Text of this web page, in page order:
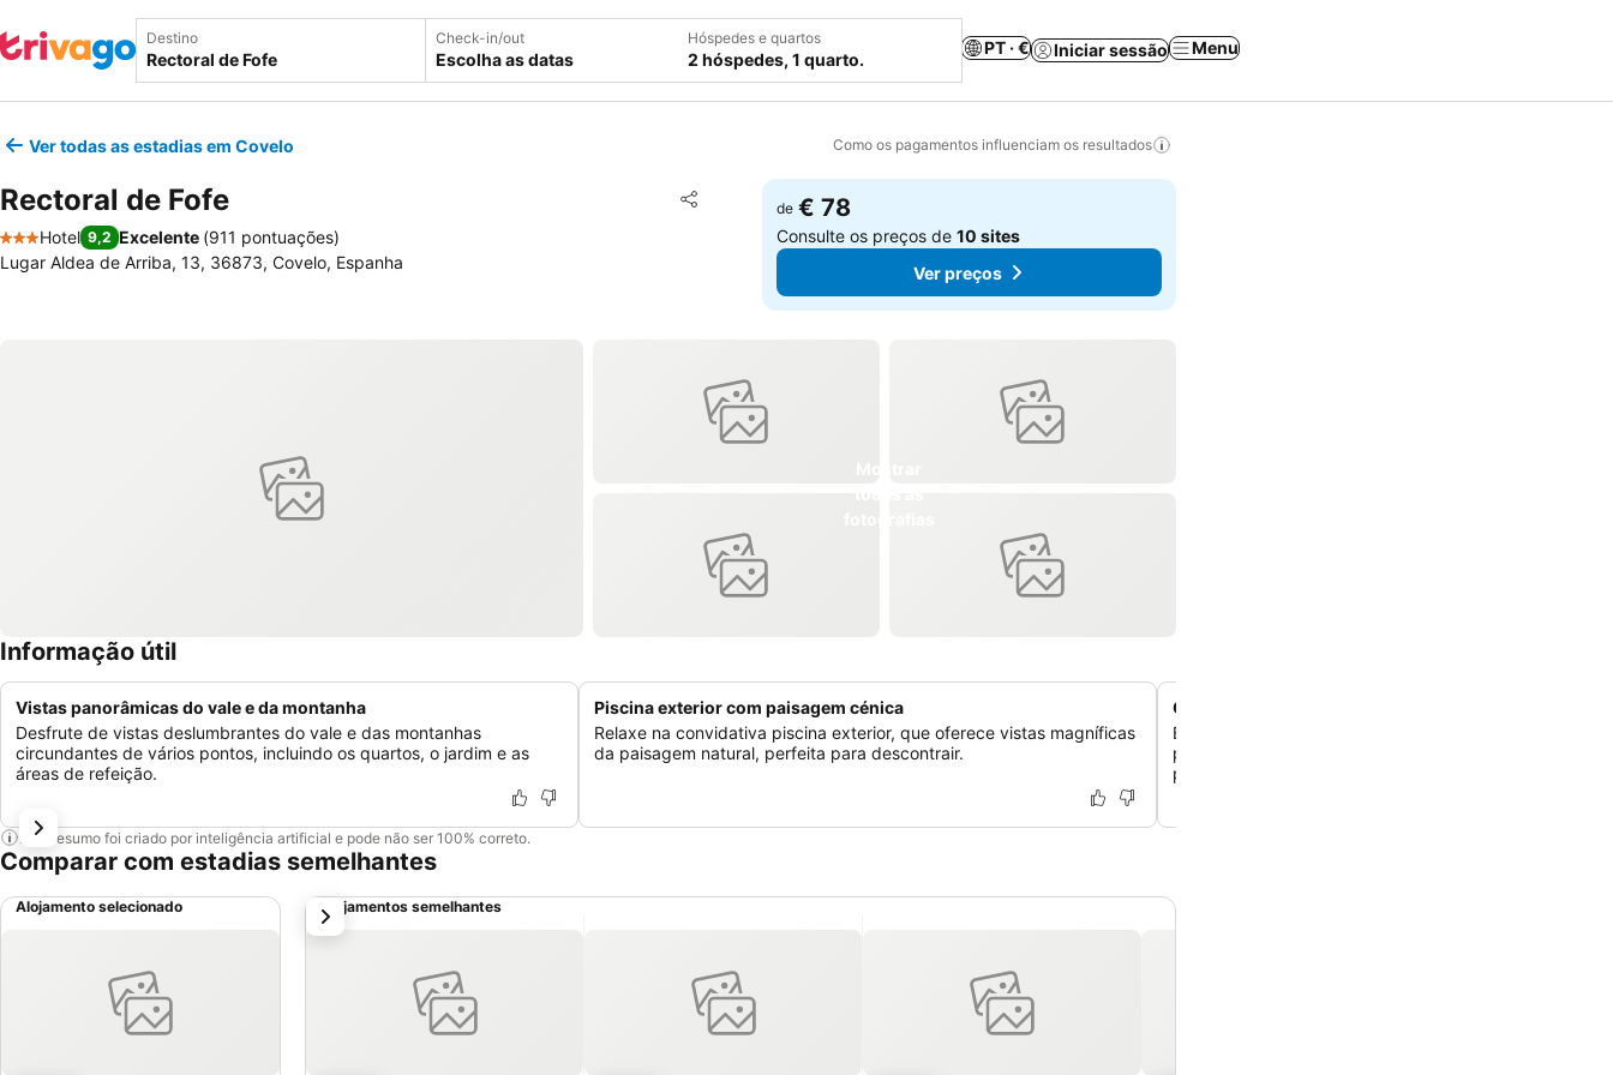
Destino Check-in/out
Escolha as datas
Hóspedes e quartos
2 hóspedes, 1 quarto.
PT · € Iniciar sessão Menu
Ver todas as estadias em Covelo Como os pagamentos influenciam os resultados
Rectoral de Fofe Partilhar
Adicionar aos favoritos
3 Estrelas
Hotel 9,2 Excelente (911 pontuações)
Lugar Aldea de Arriba, 13, 36873, Covelo, Espanha
de € 78
Consulte os preços de10 sites
Ver preços
Informação útil
Vistas panorâmicas do vale e da montanha
Desfrute de vistas deslumbrantes do vale e das montanhas
circundantes de vários pontos, incluindo os quartos, o jardim e as
áreas de refeição.
Piscina exterior com paisagem cénica
Relaxe na convidativa piscina exterior, que oferece vistas magníficas
da paisagem natural, perfeita para descontrair.
Quartos únicos com claraboias ou varandas
Experimente quartos com design individual, alguns
privadas ou charmosas claraboias sobre a cama,
perspetivas únicas e luz natural.
Este resumo foi criado por inteligência artificial e pode não ser 100% correto.
Comparar com estadias semelhantes
Alojamento selecionado Alojamentos semelhantes
próximo